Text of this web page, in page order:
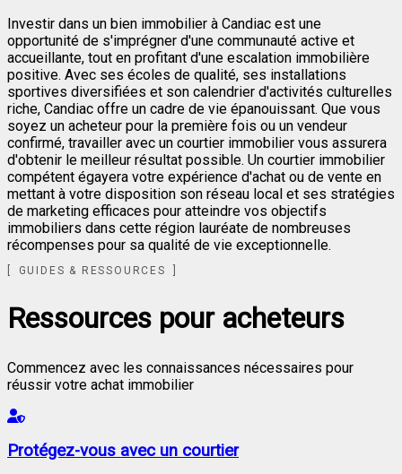
Investir dans un bien immobilier à Candiac est une
opportunité de s'imprégner d'une communauté active et
accueillante, tout en profitant d'une escalation immobilière
positive. Avec ses écoles de qualité, ses installations
sportives diversifiées et son calendrier d'activités culturelles
riche, Candiac offre un cadre de vie épanouissant. Que vous
soyez un acheteur pour la première fois ou un vendeur
confirmé, travailler avec un courtier immobilier vous assurera
d'obtenir le meilleur résultat possible. Un courtier immobilier
compétent égayera votre expérience d'achat ou de vente en
mettant à votre disposition son réseau local et ses stratégies
de marketing efficaces pour atteindre vos objectifs
immobiliers dans cette région lauréate de nombreuses
récompenses pour sa qualité de vie exceptionnelle.
GUIDES & RESSOURCES
Ressources pour acheteurs
Commencez avec les connaissances nécessaires pour
réussir votre achat immobilier
Protégez-vous avec un courtier